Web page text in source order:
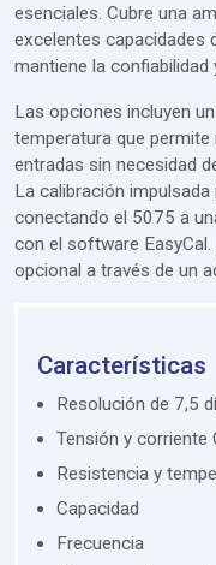
esenciales. Cubre una
excelentes capacidades
mantiene la confiabilidad
Las opciones incluyen
temperatura que
entradas sin necesidad
La calibración
conectando el 5075 a
con el software
opcional a través de un
Características
Resolución de 7,5
Tensión y corriente
Resistencia y
Capacidad
Frecuencia